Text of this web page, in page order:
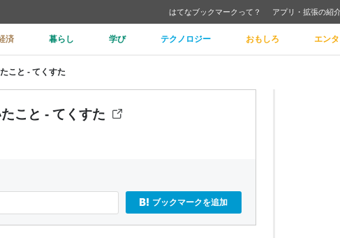
はてなブックマークって？ アプリ・拡張の紹
済 暮らし 学び テクノロジー おもしろ エン
こと - てくすた
こと - てくすた
ブックマークを追加